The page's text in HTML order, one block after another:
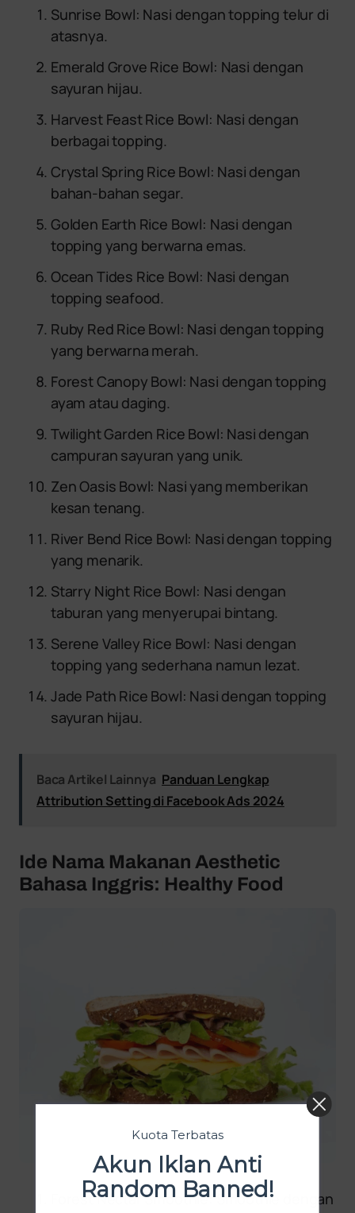
Sunrise Bowl: Nasi dengan topping telur di
atasnya.
Emerald Grove Rice Bowl: Nasi dengan
sayuran hijau.
Harvest Feast Rice Bowl: Nasi dengan
berbagai topping.
Crystal Spring Rice Bowl: Nasi dengan
bahan-bahan segar.
Golden Earth Rice Bowl: Nasi dengan
topping yang berwarna emas.
Ocean Tides Rice Bowl: Nasi dengan
topping seafood.
Ruby Red Rice Bowl: Nasi dengan topping
yang berwarna merah.
Forest Canopy Bowl: Nasi dengan topping
ayam atau daging.
Twilight Garden Rice Bowl: Nasi dengan
campuran sayuran yang unik.
Zen Oasis Bowl: Nasi yang memberikan
kesan tenang.
River Bend Rice Bowl: Nasi dengan topping
yang menarik.
Starry Night Rice Bowl: Nasi dengan
taburan yang menyerupai bintang.
Serene Valley Rice Bowl: Nasi dengan
topping yang sederhana namun lezat.
Jade Path Rice Bowl: Nasi dengan topping
sayuran hijau.
Baca Artikel Lainnya Panduan Lengkap
Attribution Setting di Facebook Ads 2024
Ide Nama Makanan Aesthetic
Bahasa Inggris: Healthy Food
Forest Nectar Smoothie: Smoothie dengan
Kuota Terbatas
Akun Iklan Anti
Random Banned!